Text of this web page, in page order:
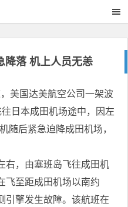
降落 机上人员无恙
美国达美航空公司一架波
日本成田机场途中，因左
随后紧急迫降成田机场，
，由塞班岛飞往成田机
飞至距成田机场以南约
引擎发生故障。该航班在